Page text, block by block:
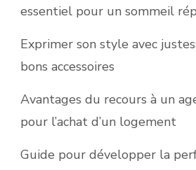
essentiel pour un sommeil
Exprimer son style avec
bons accessoires
Avantages du recours à un
pour l’achat d’un logement
Guide pour développer la